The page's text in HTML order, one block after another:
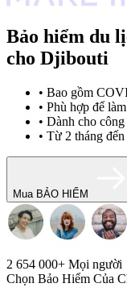
Bảo hiểm du
cho Djibouti
• Bao gồm
• Phù hợp để
• Dành cho
• Từ 2 tháng
Mua BẢO HIỂM
2 654 000+ Mọi người
Chọn Bảo Hiểm Của